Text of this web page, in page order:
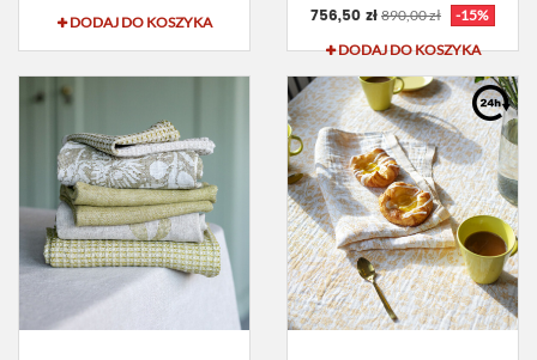
DODAJ DO KOSZYKA
756,50 zł 890,00 zł
-15%
DODAJ DO KOSZYKA